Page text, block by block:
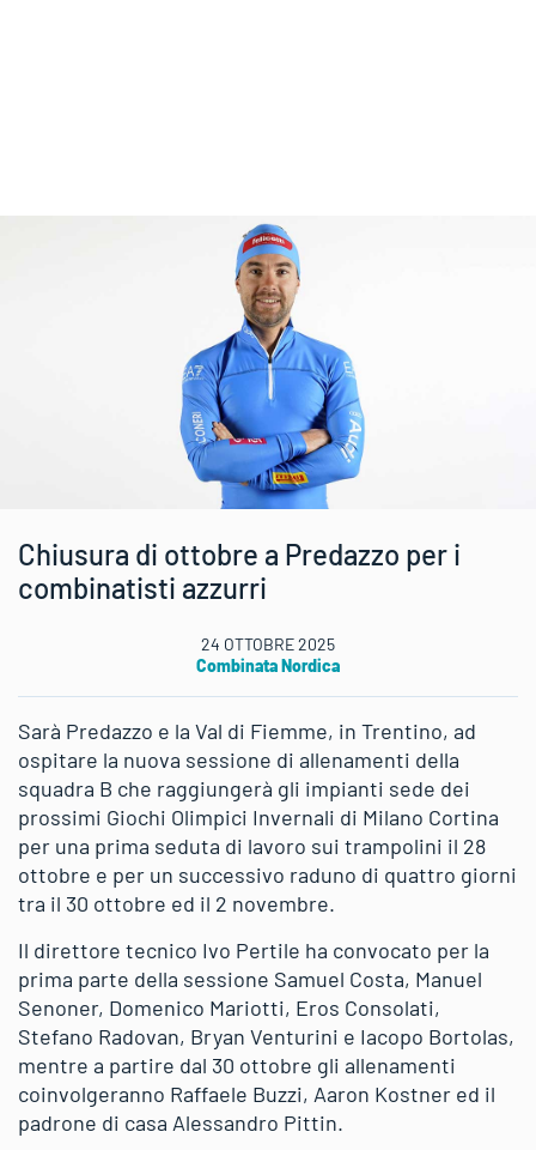
Chiusura di ottobre a Predazzo per i
combinatisti azzurri
24 OTTOBRE 2025
Combinata Nordica
Sarà Predazzo e la Val di Fiemme, in Trentino, ad
ospitare la nuova sessione di allenamenti della
squadra B che raggiungerà gli impianti sede dei
prossimi Giochi Olimpici Invernali di Milano Cortina
per una prima seduta di lavoro sui trampolini il 28
ottobre e per un successivo raduno di quattro giorni
tra il 30 ottobre ed il 2 novembre.
Il direttore tecnico Ivo Pertile ha convocato per la
prima parte della sessione Samuel Costa, Manuel
Senoner, Domenico Mariotti, Eros Consolati,
Stefano Radovan, Bryan Venturini e Iacopo Bortolas,
mentre a partire dal 30 ottobre gli allenamenti
coinvolgeranno Raffaele Buzzi, Aaron Kostner ed il
padrone di casa Alessandro Pittin.